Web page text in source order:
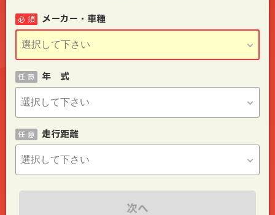
メーカー・車種
必 須
年 式
任 意
走行距離
任 意
次へ